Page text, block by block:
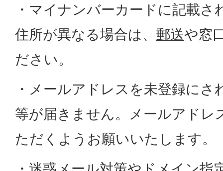
・マイナンバーカードに記載さ
住所が異なる場合は、 郵送や窓
ださい。
・メールアドレスを未登録にさ
等が届きません。メールアドレ
ただくようお願いいたします。